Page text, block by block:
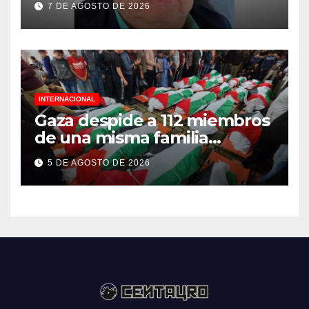
de los 43 normalistas de
Ayotzinapa
7 DE AGOSTO DE 2026
INTERNACIONAL
Gaza despide a 112 miembros
de una misma familia
asesinados durante el
genocidio
5 DE AGOSTO DE 2026